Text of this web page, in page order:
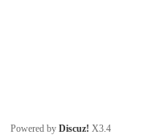
Powered byDiscuz! X3.4